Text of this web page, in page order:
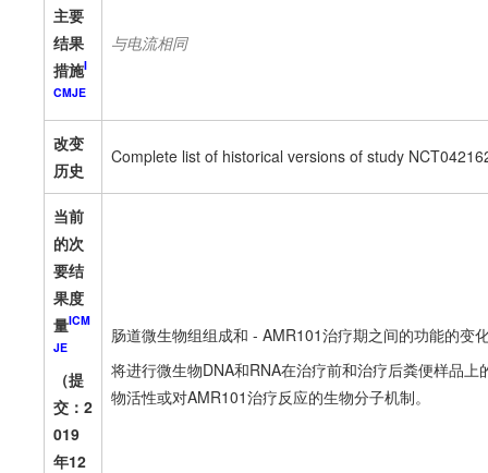
主要
结果
措施I
CMJE
与电流相同
改变
历史
Complete list of historical versions of study
当前
的次
要结
果度
量ICM
JE
（提
交：2
019
年12
肠道微生物组组成和 - AMR101治疗期之间的功能的变
将进行微生物DNA和RNA在治疗前和治疗后粪便样品
物活性或对AMR101治疗反应的生物分子机制。